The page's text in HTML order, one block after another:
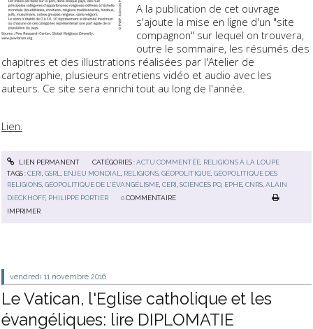
A la publication de cet ouvrage
s'ajoute la mise en ligne d'un "site
compagnon" sur lequel on trouvera,
outre le sommaire, les résumés des
chapitres et des illustrations réalisées par l'Atelier de
cartographie, plusieurs entretiens vidéo et audio avec les
auteurs. Ce site sera enrichi tout au long de l'année.
Lien.
LIEN PERMANENT CATÉGORIES :ACTU COMMENTÉE, RELIGIONS À LA LOUPE
TAGS :CERI,GSRL, ENJEU MONDIAL, RELIGIONS,GÉOPOLITIQUE,GÉOPOLITIQUE DES
RELIGIONS,GÉOPOLITIQUE DE L'ÉVANGÉLISME,CERI,SCIENCES PO, EPHE,CNRS,ALAIN
DIECKHOFF, PHILIPPE PORTIER 0 COMMENTAIRE
IMPRIMER
vendredi 11 novembre 2016
Le Vatican, l'Eglise catholique et les
évangéliques: lire DIPLOMATIE